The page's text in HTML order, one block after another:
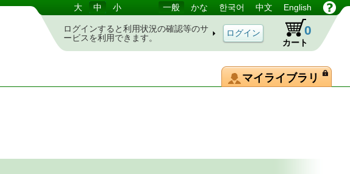
大 中 小 一般 かな 한국어 中文 English
ログインすると利用状況の確認等のサ
ービスを利用できます。
カート
0
マイライブラリ